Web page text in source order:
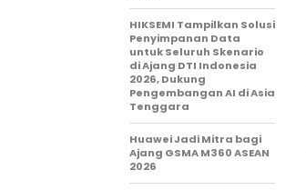
HIKSEMI Tampilkan Solusi
Penyimpanan Data
untuk Seluruh Skenario
di Ajang DTI Indonesia
2026, Dukung
Pengembangan AI di Asia
Tenggara
Huawei Jadi Mitra bagi
Ajang GSMA M360 ASEAN
2026